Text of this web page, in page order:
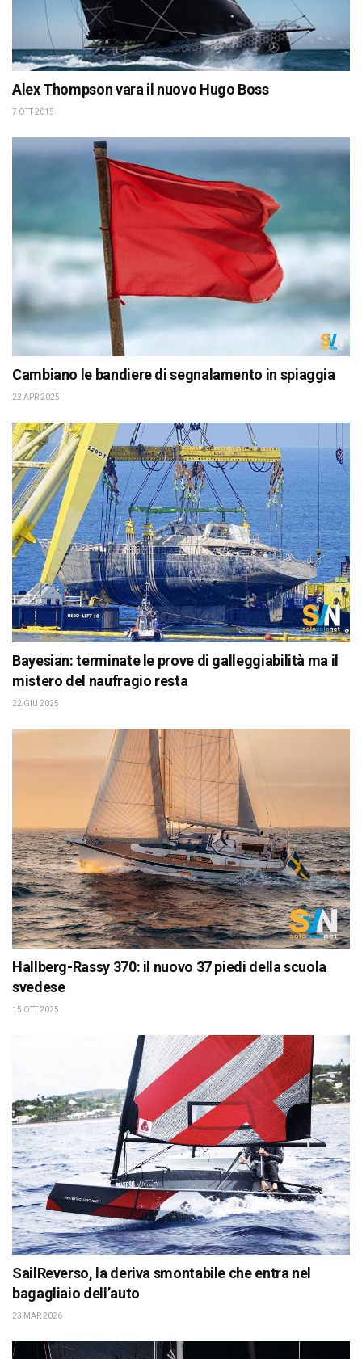
Alex Thompson vara il nuovo Hugo Boss
7 OTT 2015
Cambiano le bandiere di segnalamento in spiaggia
22 APR 2025
Bayesian: terminate le prove di galleggiabilità ma il
mistero del naufragio resta
22 GIU 2025
Hallberg-Rassy 370: il nuovo 37 piedi della scuola
svedese
15 OTT 2025
SailReverso, la deriva smontabile che entra nel
bagagliaio dell’auto
23 MAR 2026